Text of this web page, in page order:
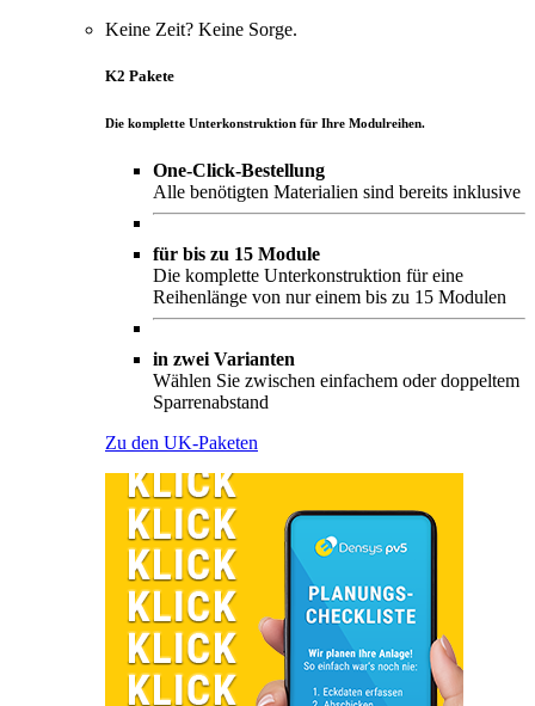
Keine Zeit? Keine Sorge.
K2 Pakete
Die komplette Unterkonstruktion für Ihre Modulreihen.
One-Click-Bestellung
Alle benötigten Materialien sind bereits inklusive
für bis zu 15 Module
Die komplette Unterkonstruktion für eine
Reihenlänge von nur einem bis zu 15 Modulen
in zwei Varianten
Wählen Sie zwischen einfachem oder doppeltem
Sparrenabstand
Zu den UK-Paketen